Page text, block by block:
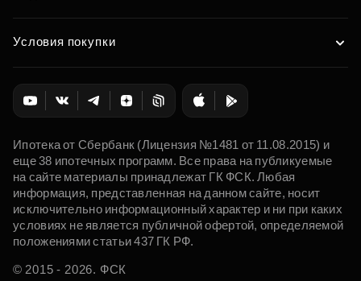
Условия покупки
Ипотека от Сбербанк (Лицензия №1481 от 11.08.2015) и
еще 38 ипотечных программ. Все права на публикуемые
на сайте материалы принадлежат ГК ФСК. Любая
информация, представленная на данном сайте, носит
исключительно информационный характер и ни при каких
условиях не является публичной офертой, определяемой
положениями статьи 437 ГК РФ.
© 2015 - 2026. ФСК